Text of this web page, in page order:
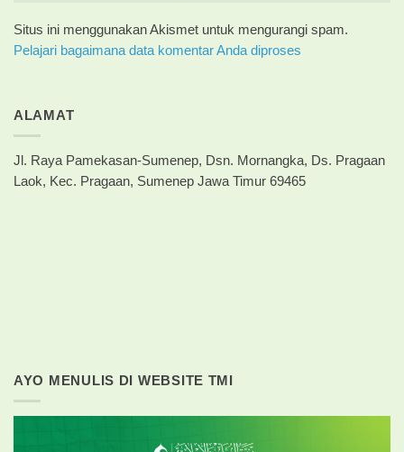
Situs ini menggunakan Akismet untuk mengurangi spam.
Pelajari bagaimana data komentar Anda diproses
ALAMAT
Jl. Raya Pamekasan-Sumenep, Dsn. Mornangka, Ds. Pragaan
Laok, Kec. Pragaan, Sumenep Jawa Timur 69465
AYO MENULIS DI WEBSITE TMI